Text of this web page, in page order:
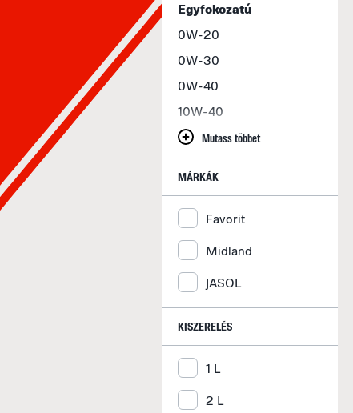
Egyfokozatú
0W-20
0W-30
0W-40
10W-40
10W-50
10W-60
15W-50
20W-40
20W-50
20W-60
5W-30
5W-40
5W-50
Mutass többet
MÁRKÁK
Favorit
Midland
JASOL
KISZERELÉS
1 L
2 L